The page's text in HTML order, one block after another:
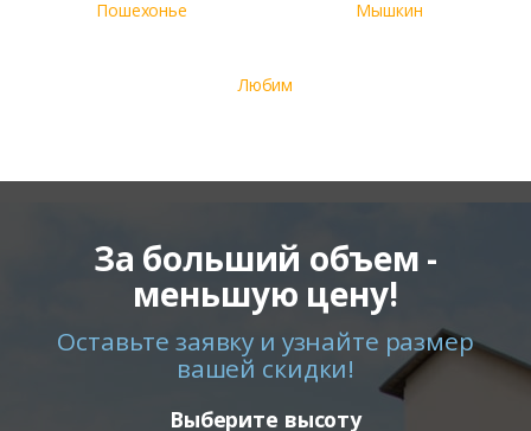
Пошехонье Мышкин
Любим
За больший объем -
меньшую цену!
Оставьте заявку и узнайте размер
вашей скидки!
Выберите высоту